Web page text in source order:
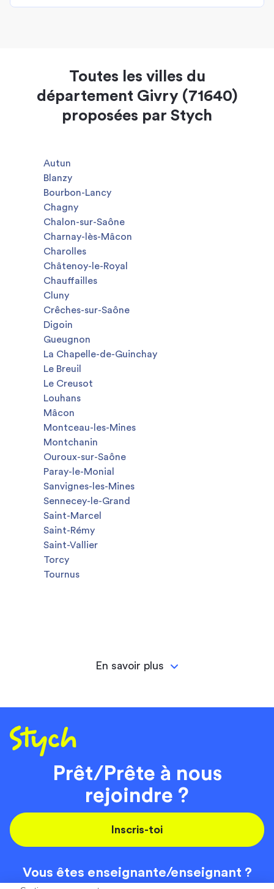
Toutes les villes du
département Givry (71640)
proposées par Stych
Autun
Blanzy
Bourbon-Lancy
Chagny
Chalon-sur-Saône
Charnay-lès-Mâcon
Charolles
Châtenoy-le-Royal
Chauffailles
Cluny
Crêches-sur-Saône
Digoin
Gueugnon
La Chapelle-de-Guinchay
Le Breuil
Le Creusot
Louhans
Mâcon
Montceau-les-Mines
Montchanin
Ouroux-sur-Saône
Paray-le-Monial
Sanvignes-les-Mines
Sennecey-le-Grand
Saint-Marcel
Saint-Rémy
Saint-Vallier
Torcy
Tournus
En savoir plus
Prêt/Prête à nous
rejoindre ?
Inscris-toi
Vous êtes enseignante/enseignant ?